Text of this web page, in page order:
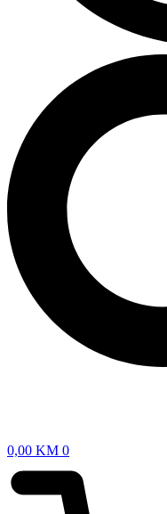
0,00 KM 0